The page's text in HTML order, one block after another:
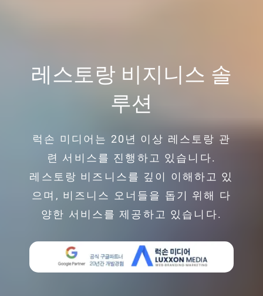
레스토랑 비지니스 솔
루션
럭손 미디어는 20년 이상 레스토랑 관
련 서비스를 진행하고 있습니다.
레스토랑 비즈니스를 깊이 이해하고 있
으며, 비즈니스 오너들을 돕기 위해 다
양한 서비스를 제공하고 있습니다.